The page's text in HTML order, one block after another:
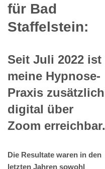
für Bad
Staffelstein:
Seit Juli 2022 ist
meine Hypnose-
Praxis zusätzlich
digital über
Zoom erreichbar.
Die Resultate waren in den
letzten Jahren sowohl